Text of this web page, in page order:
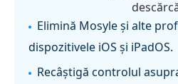
Elimină Mosyle și alte
dispozitivele iOS și iPadOS.
Recâștigă controlul